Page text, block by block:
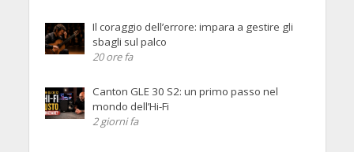
Il coraggio dell’errore: impara a gestire gli
sbagli sul palco
20 ore fa
Canton GLE 30 S2: un primo passo nel
mondo dell’Hi-Fi
2 giorni fa